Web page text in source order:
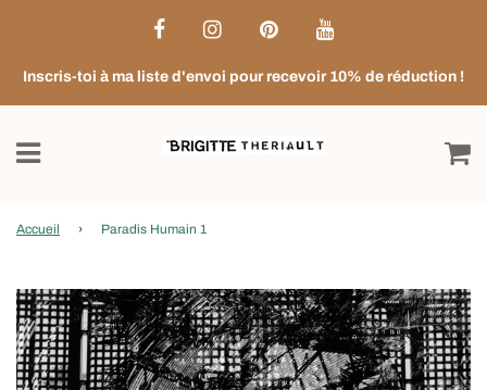
Inscris-toi à ma liste d'envoi pour recevoir 10% de réduction !
Accueil › Paradis Humain 1